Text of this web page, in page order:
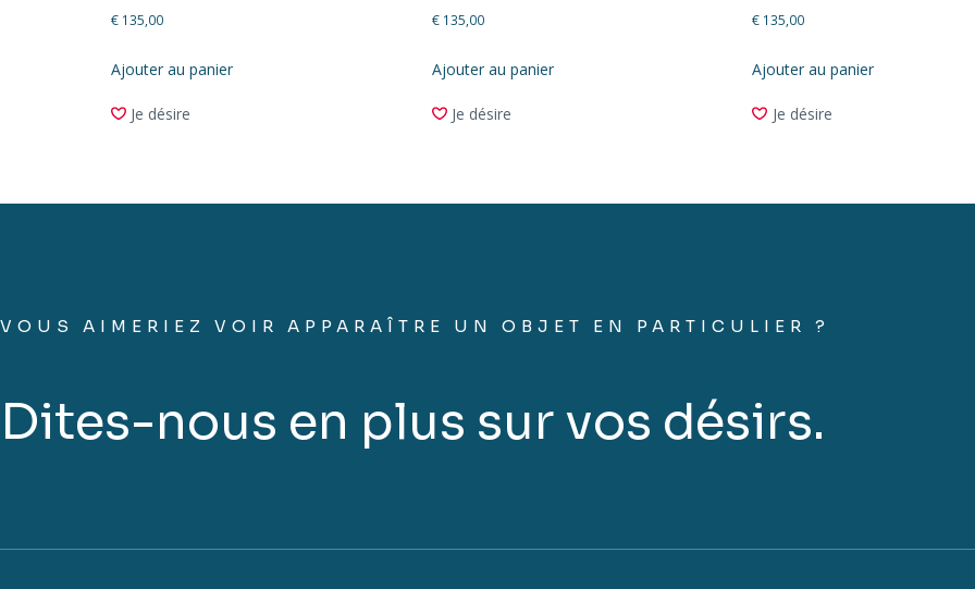
€ 135,00
Ajouter au panier
Je désire
€135,00
Ajouter au panier
Je désire
€ 135,00
Ajouter au panier
Je désire
VOUS AIMERIEZ VOIR APPARAÎTRE UN OBJET EN PARTICULIER ?
Dites-nous en plus sur vos désirs.